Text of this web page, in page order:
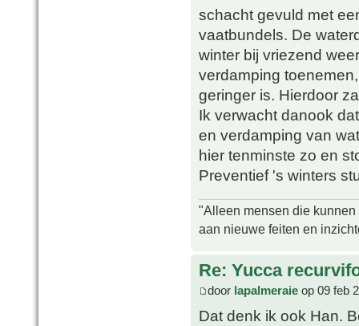
schacht gevuld met
vaatbundels. De
winter bij vriezend
verdamping
geringer is. Hierdoor
Ik verwacht danook
en verdamping van
hier tenminste zo en
Preventief 's winters
"Alleen mensen die
aan nieuwe feiten en
Re: Yucca
door lapalmeraie op 09 feb
Dat denk ik ook Han.